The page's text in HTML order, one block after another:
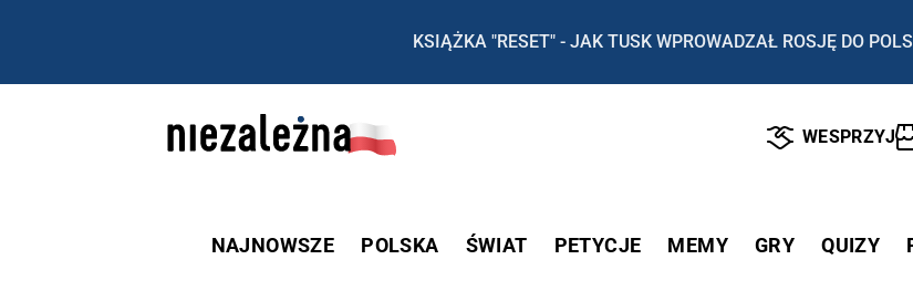
KSIĄŻKA "RESET" - JAK TUSK WPROWADZAŁ ROSJĘ DO
WESPRZYJ
NAJNOWSZE POLSKA ŚWIAT PETYCJE MEMY GRY QUIZY